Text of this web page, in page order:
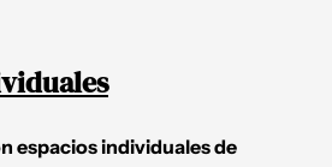
espacios individuales de